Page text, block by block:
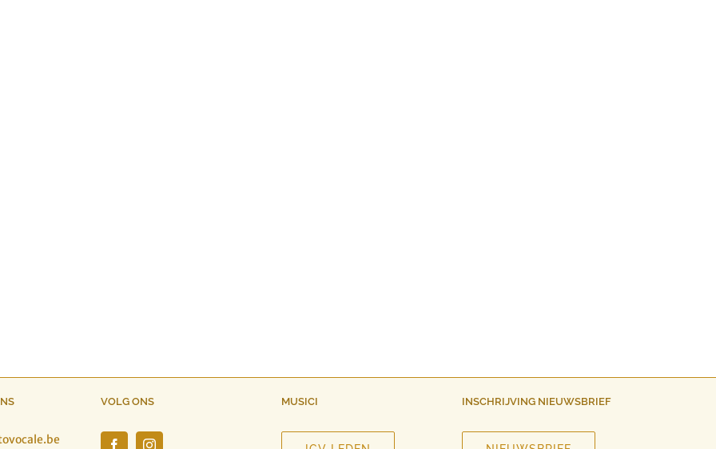
VOLG ONS MUSICI INSCHRIJVING NIEUWSBRIEF